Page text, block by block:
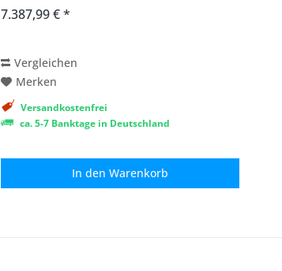
7.387,99 € *
Vergleichen
Merken
Versandkostenfrei
ca. 5-7 Banktage in Deutschland
In den Warenkorb